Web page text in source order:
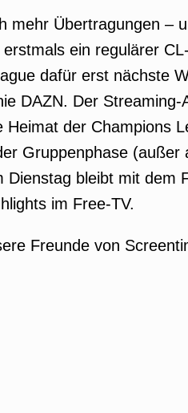
mehr Übertragungen –
ein regulärer
dafür erst nächste
DAZN. Der
der Champions
Gruppenphase (außer
bleibt mit dem
im Free-TV.
Freunde von